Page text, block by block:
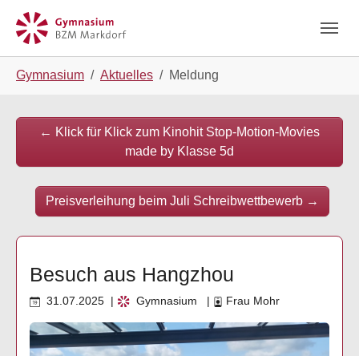
Gymnasium Aktuelles Meldung
← Klick für Klick zum Kinohit Stop-Motion-Movies
made by Klasse 5d
Preisverleihung beim Juli Schreibwettbewerb →
Besuch aus Hangzhou
31.07.2025 | Gymnasium | Frau Mohr